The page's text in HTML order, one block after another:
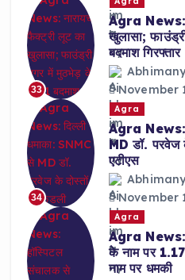
33
Agra News:
खुलासा;
बदमाश गिरफ्तार
November
34
Agra
Agra News:
MD डॉ. परवेज
एटीएस
November
Agra
Agra News:
के नाम पर
नाम पर धमकी